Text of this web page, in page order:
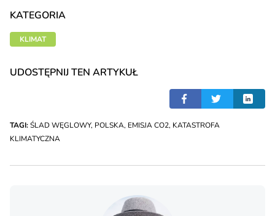
KATEGORIA
KLIMAT
UDOSTĘPNIJ TEN ARTYKUŁ
TAGI:ŚLAD WĘGLOWY, POLSKA, EMISJA CO2, KATASTROFA
KLIMATYCZNA